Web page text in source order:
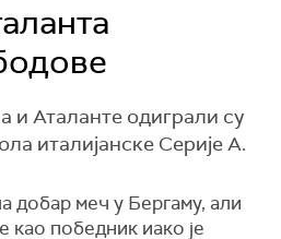
Аталанте одиграли су
италијанске Серије А.
добар меч у Бергаму, али
као победник иако је